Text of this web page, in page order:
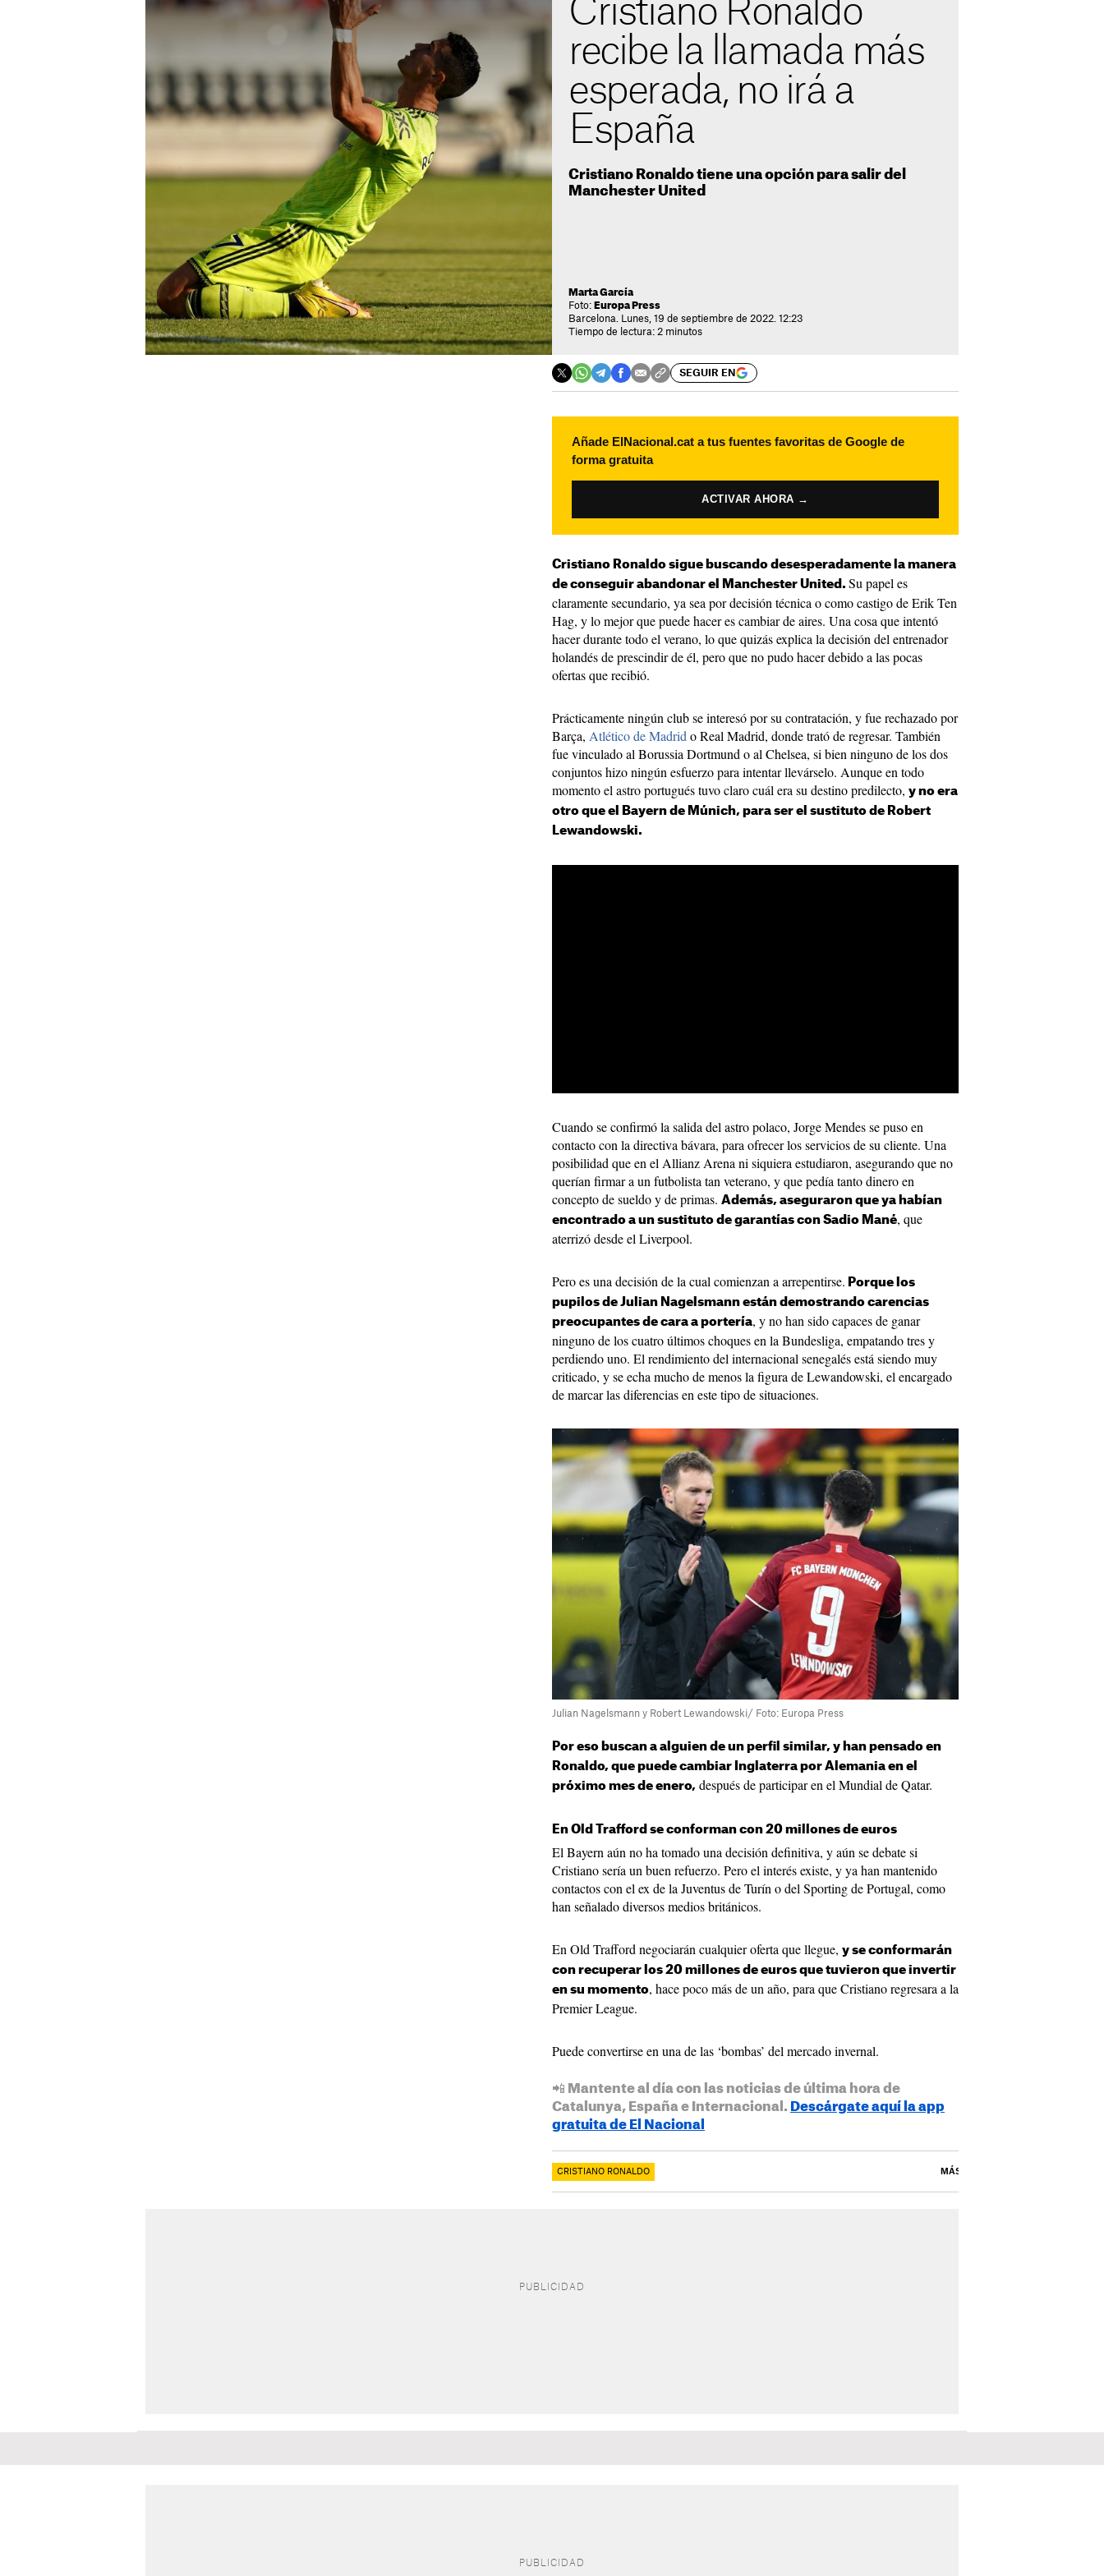
Cristiano Ronaldo
recibe la llamada más
esperada, no irá a
España
Cristiano Ronaldo tiene una opción para salir del
Manchester United
Marta García
Foto: Europa Press
Barcelona. Lunes, 19 de septiembre de 2022. 12:23
Tiempo de lectura: 2 minutos
SEGUIR EN
Añade ElNacional.cat a tus fuentes favoritas de Google de
forma gratuita
ACTIVAR AHORA →
Cristiano Ronaldo sigue buscando desesperadamente la manera
de conseguir abandonar el Manchester United. Su papel es
claramente secundario, ya sea por decisión técnica o como castigo de Erik Ten
Hag, y lo mejor que puede hacer es cambiar de aires. Una cosa que intentó
hacer durante todo el verano, lo que quizás explica la decisión del entrenador
holandés de prescindir de él, pero que no pudo hacer debido a las pocas
ofertas que recibió.
Prácticamente ningún club se interesó por su contratación, y fue rechazado por
Barça, Atlético de Madrid o Real Madrid, donde trató de regresar. También
fue vinculado al Borussia Dortmund o al Chelsea, si bien ninguno de los dos
conjuntos hizo ningún esfuerzo para intentar llevárselo. Aunque en todo
momento el astro portugués tuvo claro cuál era su destino predilecto, y no era
otro que el Bayern de Múnich, para ser el sustituto de Robert
Lewandowski.
Cuando se confirmó la salida del astro polaco, Jorge Mendes se puso en
contacto con la directiva bávara, para ofrecer los servicios de su cliente. Una
posibilidad que en el Allianz Arena ni siquiera estudiaron, asegurando que no
querían firmar a un futbolista tan veterano, y que pedía tanto dinero en
concepto de sueldo y de primas. Además, aseguraron que ya habían
encontrado a un sustituto de garantías con Sadio Mané, que
aterrizó desde el Liverpool.
Pero es una decisión de la cual comienzan a arrepentirse. Porque los
pupilos de Julian Nagelsmann están demostrando carencias
preocupantes de cara a portería, y no han sido capaces de ganar
ninguno de los cuatro últimos choques en la Bundesliga, empatando tres y
perdiendo uno. El rendimiento del internacional senegalés está siendo muy
criticado, y se echa mucho de menos la figura de Lewandowski, el encargado
de marcar las diferencias en este tipo de situaciones.
Julian Nagelsmann y Robert Lewandowski/ Foto: Europa Press
Por eso buscan a alguien de un perfil similar, y han pensado en
Ronaldo, que puede cambiar Inglaterra por Alemania en el
próximo mes de enero, después de participar en el Mundial de Qatar.
En Old Trafford se conforman con 20 millones de euros
El Bayern aún no ha tomado una decisión definitiva, y aún se debate si
Cristiano sería un buen refuerzo. Pero el interés existe, y ya han mantenido
contactos con el ex de la Juventus de Turín o del Sporting de Portugal, como
han señalado diversos medios británicos.
En Old Trafford negociarán cualquier oferta que llegue, y se conformarán
con recuperar los 20 millones de euros que tuvieron que invertir
en su momento, hace poco más de un año, para que Cristiano regresara a la
Premier League.
Puede convertirse en una de las ‘bombas’ del mercado invernal.
📲 Mantente al día con las noticias de última hora de
Catalunya, España e Internacional. Descárgate aquí la app
gratuita de El Nacional
CRISTIANO RONALDO MÁS